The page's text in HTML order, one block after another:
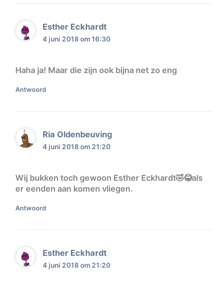
Esther Eckhardt
4 juni 2018 om 16:30
Haha ja! Maar die zijn ook bijna net zo eng
Antwoord
Ria Oldenbeuving
4 juni 2018 om 21:20
Wij bukken toch gewoon Esther Eckhardt🤣😂als
er eenden aan komen vliegen.
Antwoord
Esther Eckhardt
4 juni 2018 om 21:20